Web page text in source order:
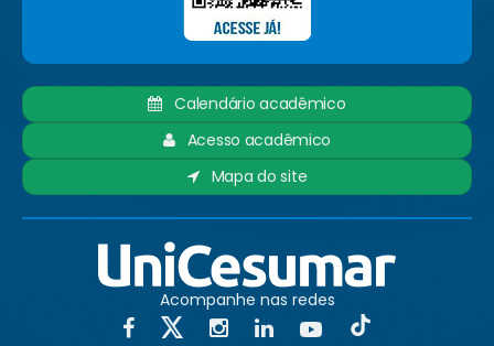
Calendário acadêmico
Acesso acadêmico
Mapa do site
Acompanhe nas redes